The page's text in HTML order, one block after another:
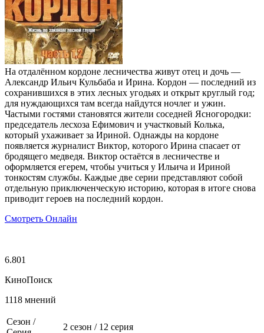
На отдалённом кордоне лесничества живут отец и дочь —
Александр Ильич Кульбаба и Ирина. Кордон — последний из
сохранившихся в этих лесных угодьях и открыт круглый год;
для нуждающихся там всегда найдутся ночлег и ужин.
Частыми гостями становятся жители соседней Ясногородки:
председатель лесхоза Ефимович и участковый Колька,
который ухаживает за Ириной. Однажды на кордоне
появляется журналист Виктор, которого Ирина спасает от
бродящего медведя. Виктор остаётся в лесничестве и
оформляется егерем, чтобы учиться у Ильича и Ириной
тонкостям службы. Каждые две серии представляют собой
отдельную приключенческую историю, которая в итоге снова
приводит героев на последний кордон.
Смотреть Онлайн
6.801
КиноПоиск
1118 мнений
Сезон /
2 сезон / 12 серия